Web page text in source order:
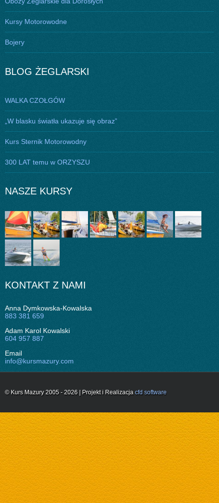
Kursy Motorowodne
Bojery
BLOG ŻEGLARSKI
WALKA CZOŁGÓW
„W blasku światła ukazuje się obraz”
Kurs Sternik Motorowodny
300 LAT temu w ORZYSZU
NASZE KURSY
KONTAKT Z NAMI
Anna Dymkowska-Kowalska
883 381 659
Adam Karol Kowalski
604 957 887
Email
info@kursmazury.com
© Kurs Mazury 2005 - 2026 | Projekt i Realizacja cfd software